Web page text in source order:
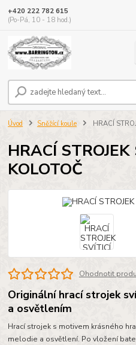
+420 222 782 615
(Po-Pá, 10 - 18 hod.)
Úvod Sněžící koule HRACÍ
HRACÍ
KOLOTOČ
Ohodnotit
Originální hrací strojek
a osvětlením
Hrací strojek s motivem krásného
melodie a osvětlení. Po vložení